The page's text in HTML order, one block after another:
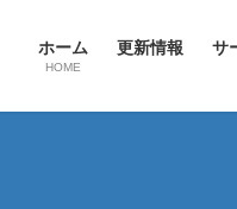
ホーム
HOME
更新情報 サ